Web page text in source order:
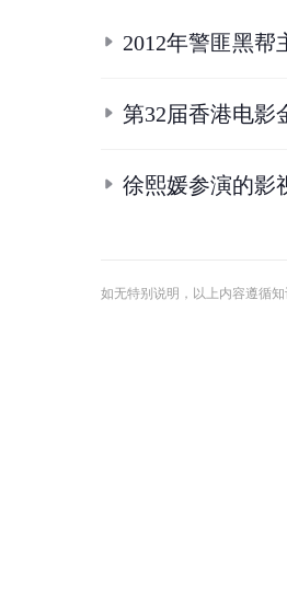
2012年警匪黑帮
第32届香港电影
徐熙媛参演的影
如无特别说明，以上内容遵循